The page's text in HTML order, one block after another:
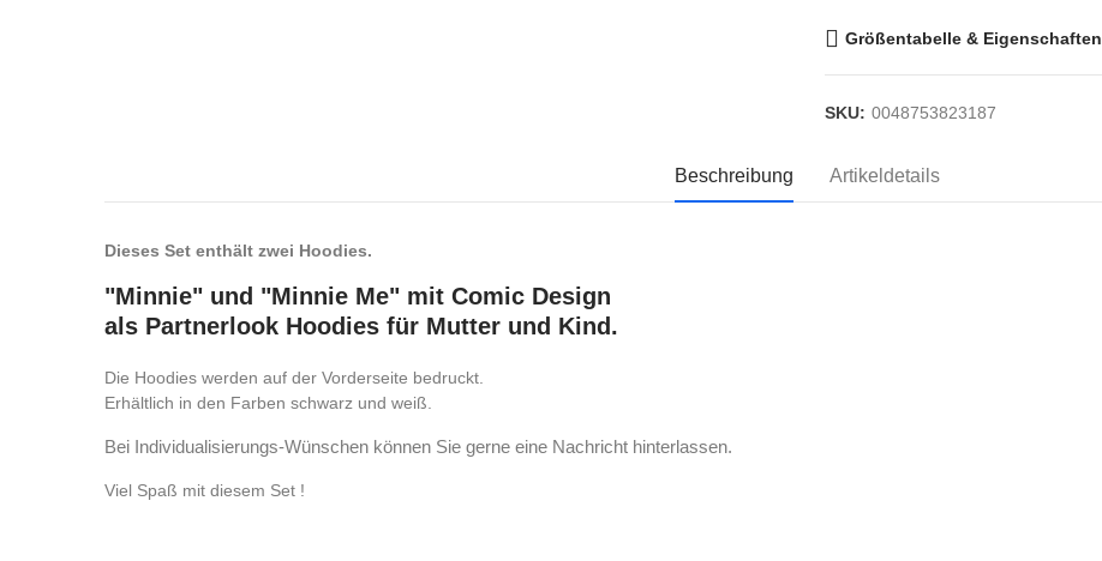
Größentabelle & Eigenschaften
SKU: 0048753823187
Beschreibung Artikeldetails
Dieses Set enthält zwei Hoodies.
"Minnie" und "Minnie Me" mit Comic Design
als Partnerlook Hoodies für Mutter und Kind.
Die Hoodies werden auf der Vorderseite bedruckt.
Erhältlich in den Farben schwarz und weiß.
Bei Individualisierungs-Wünschen können Sie gerne eine Nachricht hinterlassen.
Viel Spaß mit diesem Set !